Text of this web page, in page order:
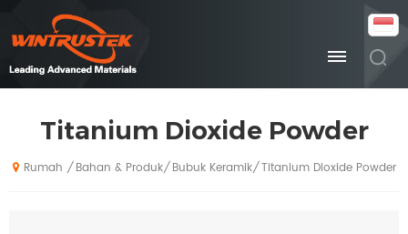
Titanium Dioxide Powder
Rumah / Bahan & Produk/ Bubuk Keramik/ Titanium Dioxide Powder